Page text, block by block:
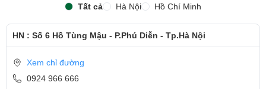
Máy có độ dày khoảng 18-19mm, giúp dễ dàng mang theo
trọng lượng nhẹ (khoảng 1.8-2kg), chiếc laptop này phù hợp
Tất cả Hà Nội Hồ Chí Minh
HN : Số 6 Hồ Tùng Mậu - P.Phú Diễn - Tp.Hà Nội
Xem chỉ đường
0924 966 666